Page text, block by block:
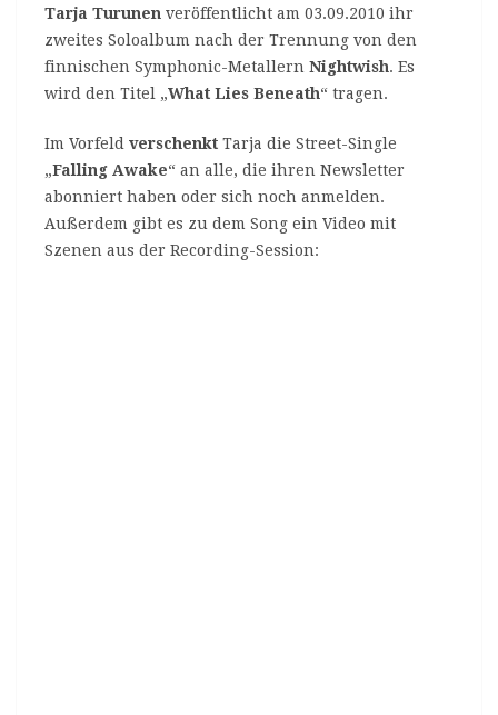
Tarja Turunen veröffentlicht am 03.09.2010 ihr
zweites Soloalbum nach der Trennung von den
finnischen Symphonic-Metallern Nightwish. Es
wird den Titel „What Lies Beneath“ tragen.
Im Vorfeld verschenkt Tarja die Street-Single
„Falling Awake“ an alle, die ihren Newsletter
abonniert haben oder sich noch anmelden.
Außerdem gibt es zu dem Song ein Video mit
Szenen aus der Recording-Session: